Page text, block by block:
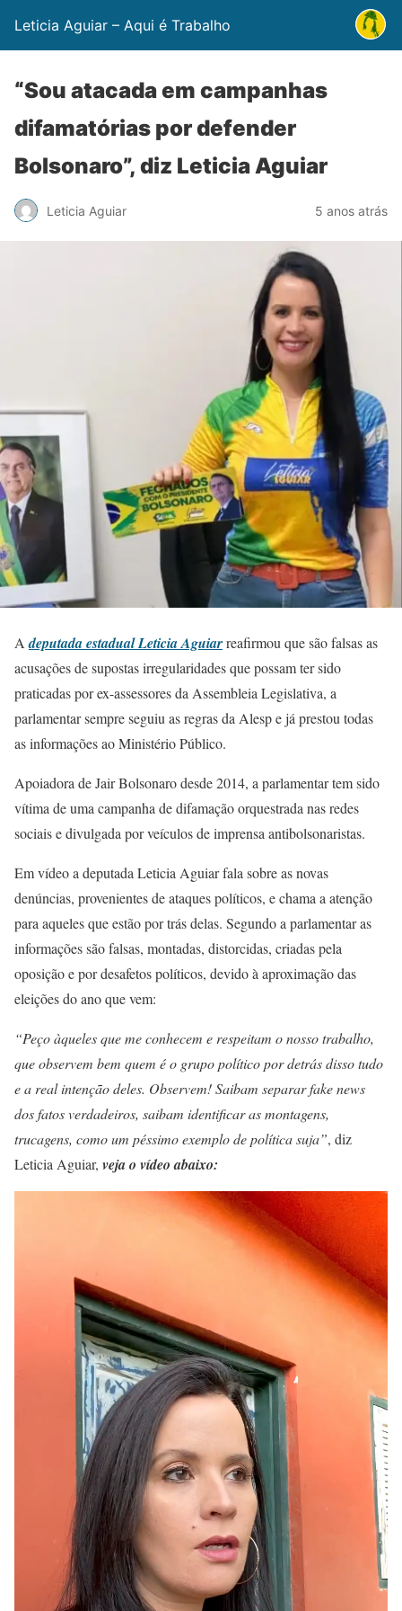
Leticia Aguiar – Aqui é Trabalho
“Sou atacada em campanhas
difamatórias por defender
Bolsonaro”, diz Leticia Aguiar
Leticia Aguiar 5 anos atrás
Adeputada estadual Leticia Aguiarreafirmou que são falsas as
acusações de supostas irregularidades que possam ter sido
praticadas por ex-assessores da Assembleia Legislativa, a
parlamentar sempre seguiu as regras da Alesp e já prestou todas
as informações ao Ministério Público.
Apoiadora de Jair Bolsonaro desde 2014, a parlamentar tem sido
vítima de uma campanha de difamação orquestrada nas redes
sociais e divulgada por veículos de imprensa antibolsonaristas.
Em vídeo a deputada Leticia Aguiar fala sobre as novas
denúncias, provenientes de ataques políticos, e chama a atenção
para aqueles que estão por trás delas. Segundo a parlamentar as
informações são falsas, montadas, distorcidas, criadas pela
oposição e por desafetos políticos, devido à aproximação das
eleições do ano que vem:
“Peço àqueles que me conhecem e respeitam o nosso trabalho,
que observem bem quem é o grupo político por detrás disso tudo
e a real intenção deles. Observem! Saibam separar fake news
dos fatos verdadeiros, saibam identificar as montagens,
trucagens, como um péssimo exemplo de política suja”, diz
Leticia Aguiar, veja o vídeo abaixo: